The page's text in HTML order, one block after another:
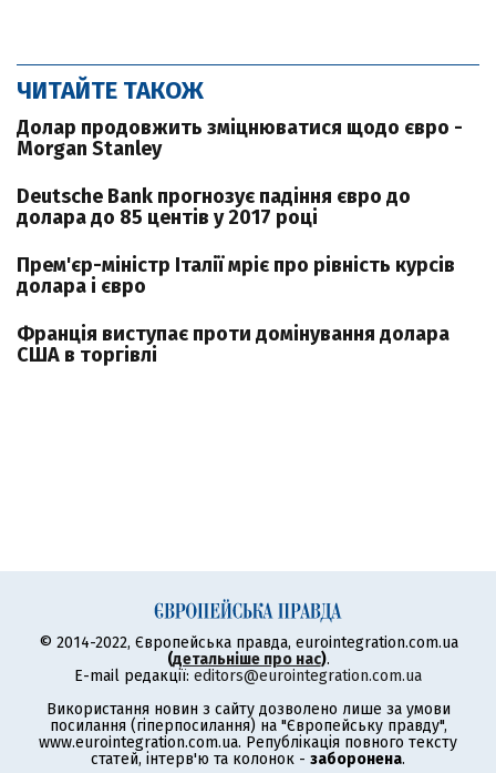
ЧИТАЙТЕ ТАКОЖ
Долар продовжить зміцнюватися щодо євро -
Morgan Stanley
Deutsche Bank прогнозує падіння євро до
долара до 85 центів у 2017 році
Прем'єр-міністр Італії мріє про рівність курсів
долара і євро
Франція виступає проти домінування долара
США в торгівлі
© 2014-2022, Європейська правда, eurointegration.com.ua
(детальніше про нас).
E-mail редакції: editors@eurointegration.com.ua
Використання новин з сайту дозволено лише за умови
посилання (гіперпосилання) на "Європейську правду",
www.eurointegration.com.ua. Републікація повного тексту
статей, інтерв'ю та колонок - заборонена.